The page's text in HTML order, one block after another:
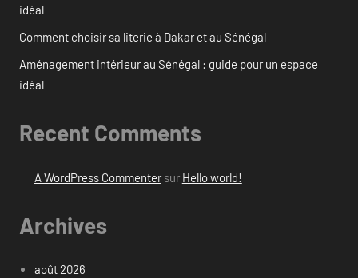
idéal
Comment choisir sa literie à Dakar et au Sénégal
Aménagement intérieur au Sénégal : guide pour un espace
idéal
Recent Comments
A WordPress Commentersur Hello world!
Archives
août 2026